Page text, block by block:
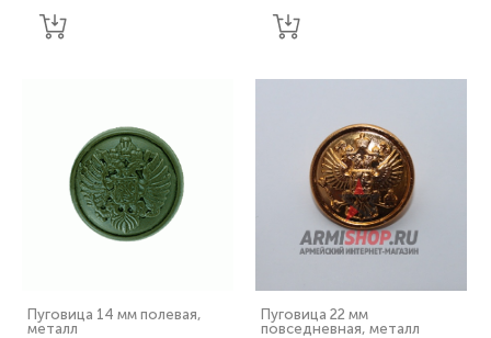
Пуговица 14 мм полевая,
металл
Пуговица 22 мм
повседневная, металл